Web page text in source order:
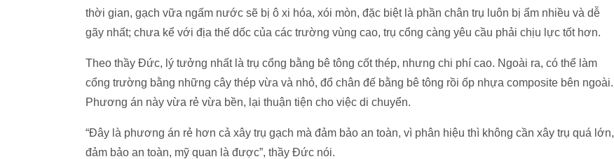
thời gian, gạch vữa ngấm nước sẽ bị ô xi hóa, xói mòn, đặc biệt là phần chân trụ luôn bị ẩm nhiều và dễ
gãy nhất; chưa kể với địa thế dốc của các trường vùng cao, trụ cổng càng yêu cầu phải chịu lực tốt hơn.
Theo thầy Đức, lý tưởng nhất là trụ cổng bằng bê tông cốt thép, nhưng chi phí cao. Ngoài ra, có thể làm
cổng trường bằng những cây thép vừa và nhỏ, đổ chân đế bằng bê tông rồi ốp nhựa composite bên ngoài.
Phương án này vừa rẻ vừa bền, lại thuận tiện cho việc di chuyển.
“Đây là phương án rẻ hơn cả xây trụ gạch mà đảm bảo an toàn, vì phân hiệu thì không cần xây trụ quá lớn,
đảm bảo an toàn, mỹ quan là được”, thầy Đức nói.